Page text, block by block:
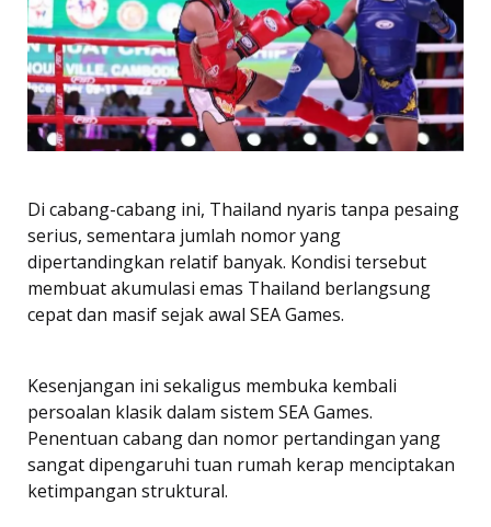
Di cabang-cabang ini, Thailand nyaris tanpa pesaing
serius, sementara jumlah nomor yang
dipertandingkan relatif banyak. Kondisi tersebut
membuat akumulasi emas Thailand berlangsung
cepat dan masif sejak awal SEA Games.
Kesenjangan ini sekaligus membuka kembali
persoalan klasik dalam sistem SEA Games.
Penentuan cabang dan nomor pertandingan yang
sangat dipengaruhi tuan rumah kerap menciptakan
ketimpangan struktural.